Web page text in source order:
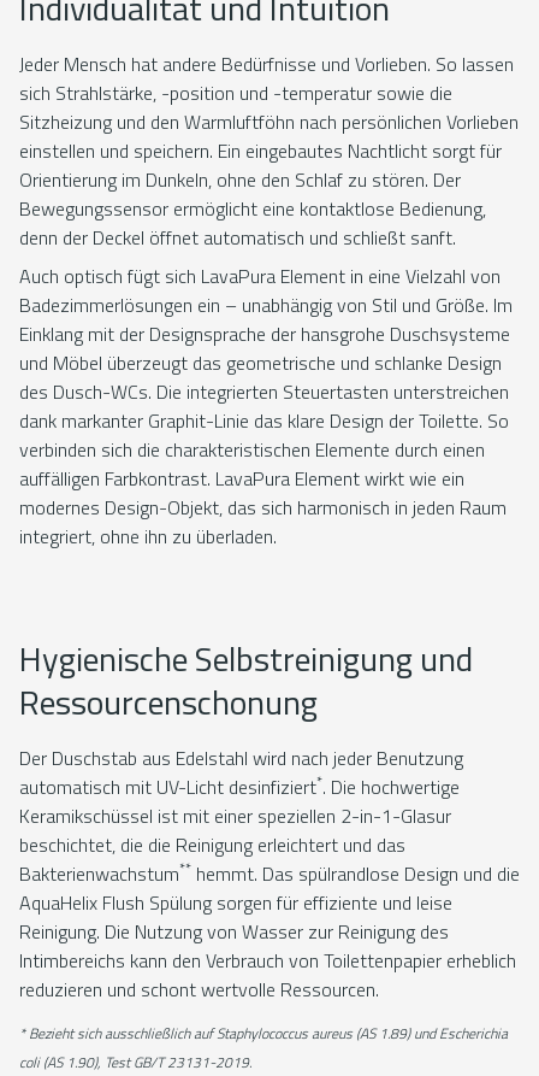
Jeder Mensch hat andere Bedürfnisse und Vorlieben. So lassen
sich Strahlstärke, -position und -temperatur sowie die
Sitzheizung und den Warmluftföhn nach persönlichen Vorlieben
einstellen und speichern. Ein eingebautes Nachtlicht sorgt für
Orientierung im Dunkeln, ohne den Schlaf zu stören. Der
Bewegungssensor ermöglicht eine kontaktlose Bedienung,
denn der Deckel öffnet automatisch und schließt sanft.
Auch optisch fügt sich LavaPura Element in eine Vielzahl von
Badezimmerlösungen ein – unabhängig von Stil und Größe. Im
Einklang mit der Designsprache der hansgrohe Duschsysteme
und Möbel überzeugt das geometrische und schlanke Design
des Dusch-WCs. Die integrierten Steuertasten unterstreichen
dank markanter Graphit-Linie das klare Design der Toilette. So
verbinden sich die charakteristischen Elemente durch einen
auffälligen Farbkontrast. LavaPura Element wirkt wie ein
modernes Design-Objekt, das sich harmonisch in jeden Raum
integriert, ohne ihn zu überladen.
Hygienische Selbstreinigung und
Ressourcenschonung
Der Duschstab aus Edelstahl wird nach jeder Benutzung
automatisch mit UV-Licht desinfiziert*. Die hochwertige
Keramikschüssel ist mit einer speziellen 2-in-1-Glasur
beschichtet, die die Reinigung erleichtert und das
Bakterienwachstum** hemmt. Das spülrandlose Design und die
AquaHelix Flush Spülung sorgen für effiziente und leise
Reinigung. Die Nutzung von Wasser zur Reinigung des
Intimbereichs kann den Verbrauch von Toilettenpapier erheblich
reduzieren und schont wertvolle Ressourcen.
* Bezieht sich ausschließlich auf Staphylococcus aureus (AS 1.89) und Escherichia
coli (AS 1.90), Test GB/T 23131-2019.